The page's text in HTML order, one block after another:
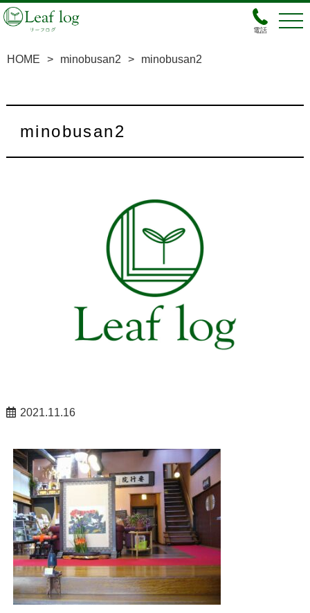
電話
HOME > minobusan2 > minobusan2
minobusan2
2021.11.16